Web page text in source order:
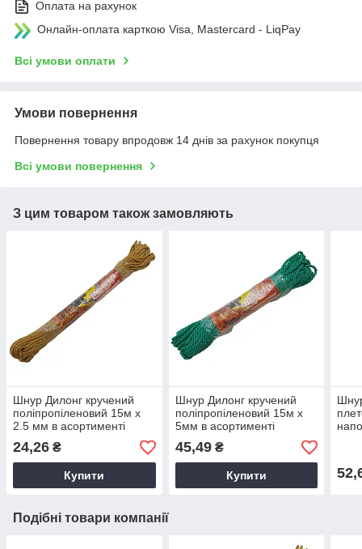
Оплата на рахунок
Онлайн-оплата карткою Visa, Mastercard - LiqPay
Всі умови оплати
Умови повернення
Повернення товару впродовж 14 днів за рахунок покупця
Всі умови повернення
З цим товаром також замовляють
Шнур Дилонг кручений
поліпропіленовий 15м х
2.5 мм в асортименті
24,26 ₴
Купити
Шнур Дилонг кручений
поліпропіленовий 15м х
5мм в асортименті
45,49₴
Купити
Подібні товари компанії